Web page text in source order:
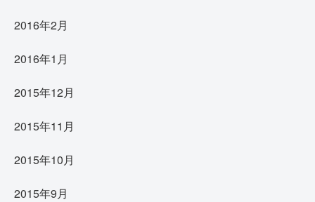
2016年2月
2016年1月
2015年12月
2015年11月
2015年10月
2015年9月